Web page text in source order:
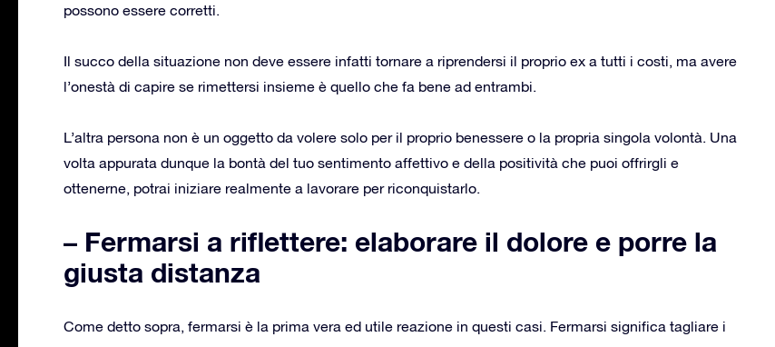
possono essere corretti.
Il succo della situazione non deve essere infatti tornare a riprendersi il proprio ex a tutti i costi, ma avere
l’onestà di capire se rimettersi insieme è quello che fa bene ad entrambi.
L’altra persona non è un oggetto da volere solo per il proprio benessere o la propria singola volontà. Una
volta appurata dunque la bontà del tuo sentimento affettivo e della positività che puoi offrirgli e
ottenerne, potrai iniziare realmente a lavorare per riconquistarlo.
– Fermarsi a riflettere: elaborare il dolore e porre la
giusta distanza
Come detto sopra, fermarsi è la prima vera ed utile reazione in questi casi. Fermarsi significa tagliare i